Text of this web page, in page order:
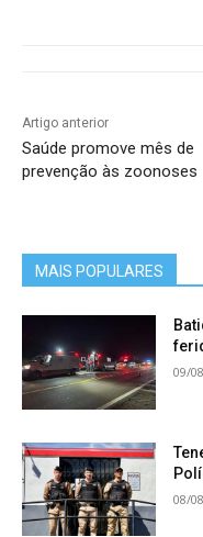
Artigo anterior
Saúde promove mês de
prevenção às zoonoses
MAIS POPULARES
09/
08/